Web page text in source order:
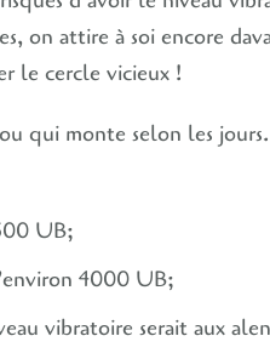
on attire à soi encore
le cercle vicieux !
qui monte selon les
UB;
4000 UB;
vibratoire serait aux